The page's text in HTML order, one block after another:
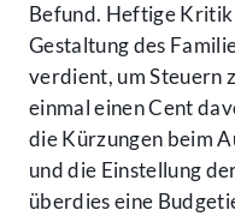
Befund. Heftige
Gestaltung des
verdient, um Steuern
einmal einen Cent
die Kürzungen beim
und die Einstellung
überdies eine